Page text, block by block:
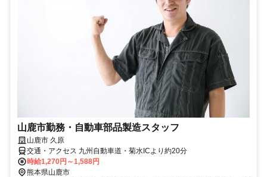
山鹿市勤務・自動車部品製造スタッフ
山鹿市 久原
交通・アクセス 九州自動車道・菊水ICより約20分
時給1,270円～1,588円
熊本県山鹿市